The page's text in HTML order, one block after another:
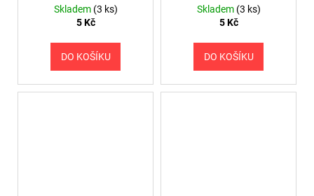
Skladem (3 ks)
5 Kč
DO KOŠÍKU
Skladem (3 ks)
5 Kč
DO KOŠÍKU